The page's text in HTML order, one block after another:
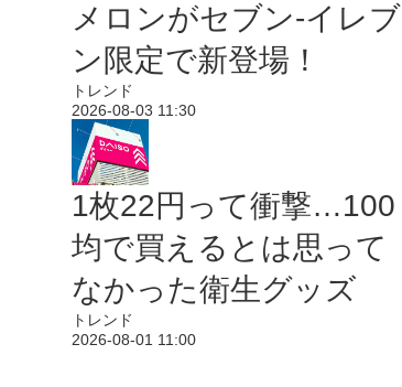
メロンがセブン‐イレブ
ン限定で新登場！
トレンド
2026-08-03 11:30
1枚22円って衝撃…100
均で買えるとは思って
なかった衛生グッズ
トレンド
2026-08-01 11:00